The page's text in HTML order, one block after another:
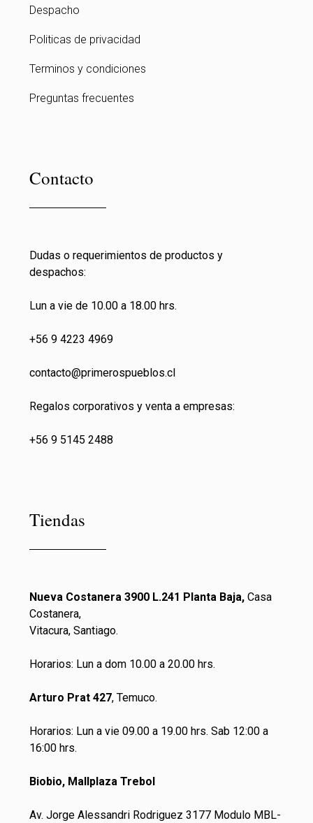
Despacho
Politicas de privacidad
Terminos y condiciones
Preguntas frecuentes
Contacto
Dudas o requerimientos de productos y
despachos:
Lun a vie de 10.00 a 18.00 hrs.
+56 9 4223 4969
contacto@primerospueblos.cl
Regalos corporativos y venta a empresas:
+56 9 5145 2488
Tiendas
Nueva Costanera 3900 L.241 Planta Baja, Casa
Costanera,
Vitacura, Santiago.
Horarios: Lun a dom 10.00 a 20.00 hrs.
Arturo Prat 427, Temuco.
Horarios: Lun a vie 09.00 a 19.00 hrs. Sab 12:00 a
16:00 hrs.
Biobio, Mallplaza Trebol
Av. Jorge Alessandri Rodriguez 3177 Modulo MBL-